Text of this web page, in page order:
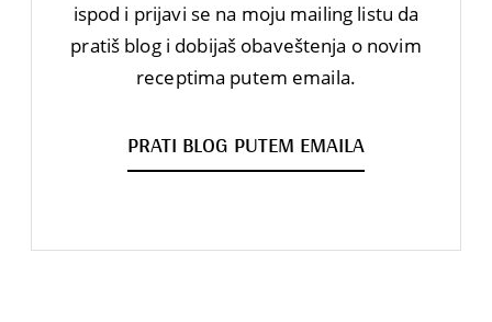
ispod i prijavi se na moju mailing listu da
pratiš blog i dobijaš obaveštenja o novim
receptima putem emaila.
PRATI BLOG PUTEM EMAILA